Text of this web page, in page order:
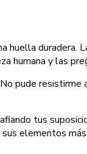
huella
humana y las
pude
tus
elementos